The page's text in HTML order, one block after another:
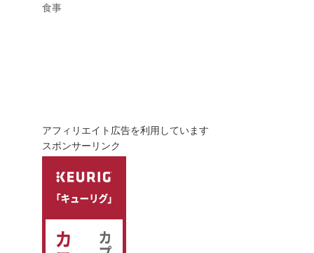
食事
アフィリエイト広告を利用しています
スポンサーリンク